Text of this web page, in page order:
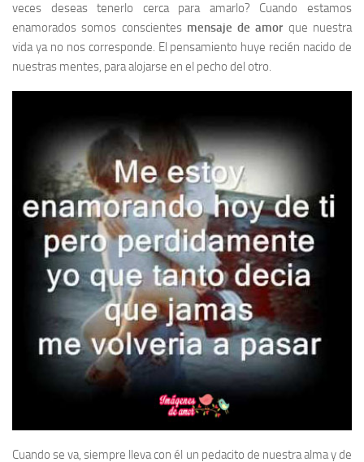
veces deseas tenerlo cerca para amarlo? Cuando estamos
enamorados somos conscientes mensaje de amorque nuestra
vida ya no nos corresponde. El pensamiento huye recién nacido de
nuestras mentes, para alojarse en el pecho del otro.
Cuando se va, siempre lleva con él un pedacito de nuestra alma y de